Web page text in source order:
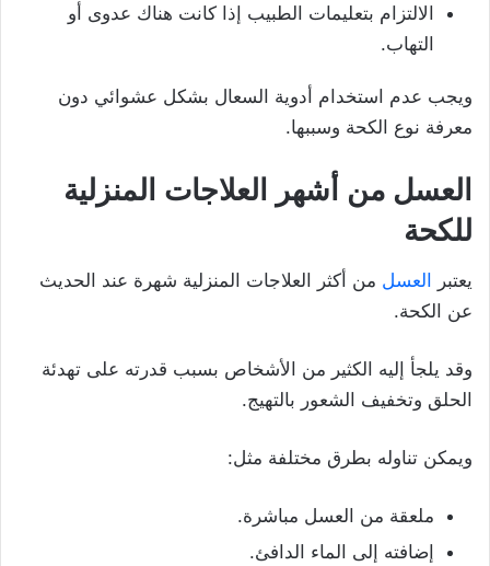
الالتزام بتعليمات الطبيب إذا كانت هناك عدوى أو
التهاب.
ويجب عدم استخدام أدوية السعال بشكل عشوائي دون
معرفة نوع الكحة وسببها.
العسل من أشهر العلاجات المنزلية
للكحة
يعتبر العسل من أكثر العلاجات المنزلية شهرة عند الحديث
عن الكحة.
وقد يلجأ إليه الكثير من الأشخاص بسبب قدرته على تهدئة
الحلق وتخفيف الشعور بالتهيج.
ويمكن تناوله بطرق مختلفة مثل:
ملعقة من العسل مباشرة.
إضافته إلى الماء الدافئ.